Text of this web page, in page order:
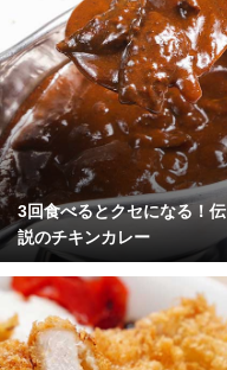
3回食べるとクセになる！伝
説のチキンカレー